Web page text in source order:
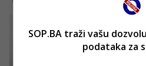
SOP.BA traži vašu
podataka za